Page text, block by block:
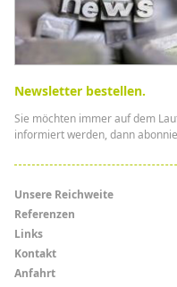
Newsletter bestellen.
Sie möchten immer auf dem
informiert werden, dann
Menü
Links
Unsere Reichweite
Referenzen
Links
Kontakt
Anfahrt